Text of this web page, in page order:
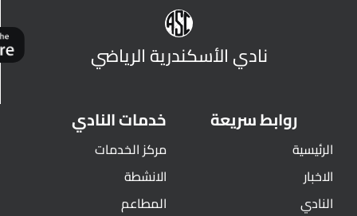
نادي الأسكندرية الرياضي
روابط سريعة
الرئيسية
الاخبار
النادي
خدمات النادي
مركز الخدمات
الانشطة
المطاعم